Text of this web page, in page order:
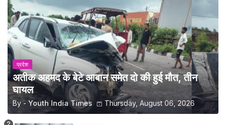
प्रदेश
अतीक अहमद के बेटे आबान समेत दो की हुई मौत, तीन
घायल
By - Youth India Times Thursday, August 06, 2026